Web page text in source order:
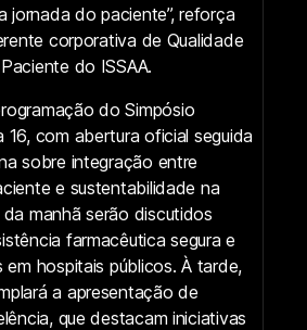
jornada do paciente”, reforça
corporativa de Qualidade
do ISSAA.
do Simpósio
16, com abertura oficial seguida
sobre integração entre
e sustentabilidade na
manhã serão discutidos
farmacêutica segura e
hospitais públicos. À tarde,
a apresentação de
que destacam iniciativas